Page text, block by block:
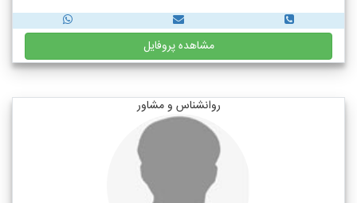
مشاهده پروفایل
روانشناس و مشاور